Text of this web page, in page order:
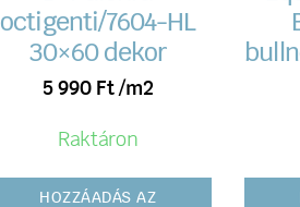
octigenti/7604-HL
30×60 dekor
5 990 Ft /m2
Raktáron
HOZZÁADÁS AZ